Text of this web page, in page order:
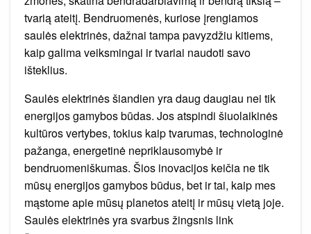
tvarią ateitį. Bendruomenės, kuriose įrengiamos
saulės elektrinės, dažnai tampa pavyzdžiu kitiems,
kaip galima veiksmingai ir tvariai naudoti savo
išteklius.
Saulės elektrinės šiandien yra daug daugiau nei tik
energijos gamybos būdas. Jos atspindi šiuolaikinės
kultūros vertybes, tokius kaip tvarumas, technologinė
pažanga, energetinė nepriklausomybė ir
bendruomeniškumas. Šios inovacijos keičia ne tik
mūsų energijos gamybos būdus, bet ir tai, kaip mes
mąstome apie mūsų planetos ateitį ir mūsų vietą joje.
Saulės elektrinės yra svarbus žingsnis link